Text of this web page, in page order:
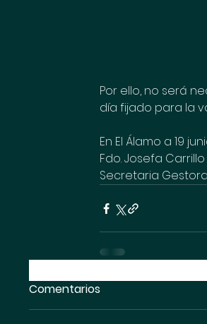
Por ello, no será
día fijado para la
En El Álamo a 19
Fdo. Josefa
Secretaria
Comentarios